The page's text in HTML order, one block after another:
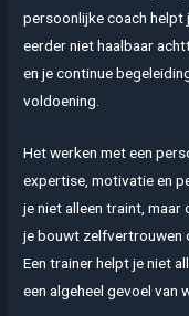
persoonlijke coach helpt
eerder niet haalbaar
en je continue
voldoening.
Het werken met een
expertise, motivatie en
je niet alleen traint, maar
je bouwt zelfvertrouwen
Een trainer helpt je niet
een algeheel gevoel van